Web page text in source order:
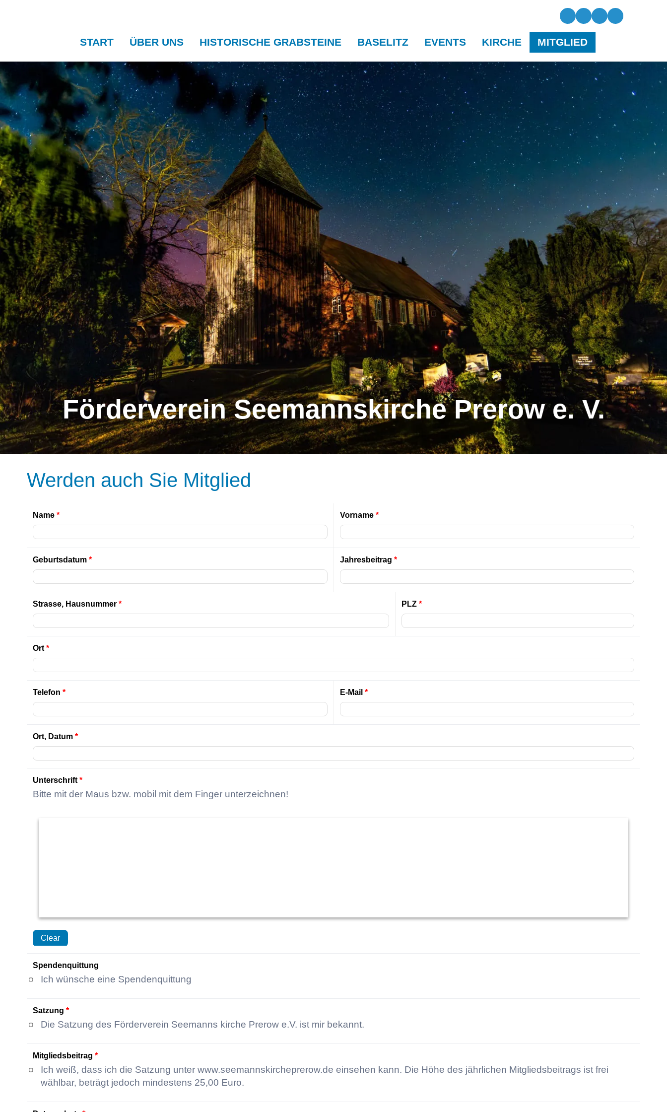
START
ÜBER UNS
Über uns
Chronik
Bundesverdienstkreuz
HISTORISCHE GRABSTEINE BASELITZ
EVENTS
Programm 2026
Benefizkonzert
Cello-Zauber
Lucia-Fest
Seemannskirchenfest
Weihnachtssingen
Wintermarkt
KIRCHE
Kirche
Spenden
MITGLIED
Förderverein Seemannskirche Prerow e. V.
Werden auch Sie Mitglied
Name * Vorname *
Geburtsdatum * Jahresbeitrag *
Strasse, Hausnummer * PLZ *
Ort *
Telefon * E-Mail *
Ort, Datum *
Unterschrift *
Bitte mit der Maus bzw. mobil mit dem Finger unterzeichnen!
Clear
Spendenquittung
Ich wünsche eine Spendenquittung
Satzung *
Die Satzung des Förderverein Seemanns kirche Prerow e.V. ist mir bekannt.
Mitgliedsbeitrag *
Ich weiß, dass ich die Satzung unter www.seemannskircheprerow.de einsehen kann. Die Höhe des jährlichen Mitgliedsbeitrags ist frei
wählbar, beträgt jedoch mindestens 25,00 Euro.